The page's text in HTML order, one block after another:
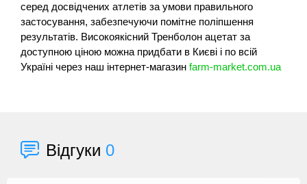
серед досвідчених атлетів за умови правильного
застосування, забезпечуючи помітне поліпшення
результатів. Високоякісний Тренболон ацетат за
доступною ціною можна придбати в Києві і по всій
Україні через наш інтернет-магазин farm-market.com.ua
Відгуки 0